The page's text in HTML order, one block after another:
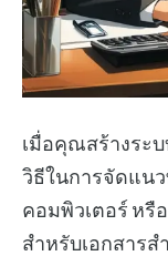
เมื่อคุณสร้างระ
วิธีในการจัดแน
คอมพิวเตอร์ หรื
สำหรับเอกสาร